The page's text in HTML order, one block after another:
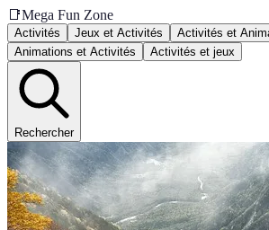
📑Mega Fun Zone
Activités Jeux et Activités
Activités et
Animations et Activités
Activités et jeux
Rechercher